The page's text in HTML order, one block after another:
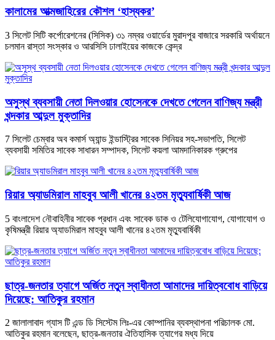
কালামের আত্মজাহিরের কৌশল ‘হাস্যকর’
3 সিলেট সিটি কর্পোরেশনের (সিসিক) ৩১ নম্বর ওয়ার্ডের মুরাদপুর বাজারে সরকারি অর্থায়নে
চলমান রাস্তা সংস্কার ও আরসিসি ঢালাইয়ের কাজকে কেন্দ্র
অসুস্থ ব্যবসায়ী নেতা দিলওয়ার হোসেনকে দেখতে গেলেন বাণিজ্য মন্ত্রী
খন্দকার আব্দুল মুক্তাদির
7 সিলেট চেম্বার অব কমার্স অ্যান্ড ইন্ডাস্ট্রির সাবেক সিনিয়র সহ-সভাপতি, সিলেট
ব্যবসায়ী সমিতির সাবেক সাধারন সম্পাদক, সিলেট কয়লা আমদানিকারক গ্রুপের
রিয়ার অ্যাডমিরাল মাহবুব আলী খানের ৪২তম মৃত্যুবার্ষিকী আজ
5 বাংলাদেশ নৌবাহিনীর সাবেক প্রধান এবং সাবেক ডাক ও টেলিযোগাযোগ, যোগাযোগ ও
কৃষিমন্ত্রী রিয়ার অ্যাডমিরাল মাহবুব আলী খানের ৪২তম মৃত্যুবার্ষিকী
ছাত্র-জনতার ত্যাগে অর্জিত নতুন স্বাধীনতা আমাদের দায়িত্ববোধ বাড়িয়ে
দিয়েছে: আতিকুর রহমান
2 জালালাবাদ গ্যাস টি এন্ড ডি সিস্টেম লিঃ-এর কোম্পানির ব্যবস্থাপনা পরিচালক মো.
আতিকুর রহমান বলেছেন, ছাত্র-জনতার ঐতিহাসিক ত্যাগের মধ্য দিয়ে